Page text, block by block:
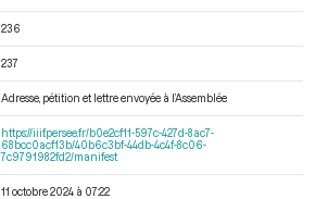
236
237
Adresse, pétition et lettre envoyée à l’Assemblée
https://iiif.persee.fr/b0e2cf11-597c-427d-8ac7-
68bcc0acf13b/40b6c3bf-44db-4c4f-8c06-
7c9791982fd2/manifest
11 octobre 2024 à 07:22